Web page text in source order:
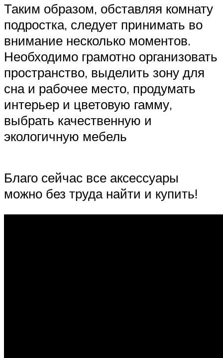
Таким образом, обставляя комнату
подростка, следует принимать во
внимание несколько моментов.
Необходимо грамотно организовать
пространство, выделить зону для
сна и рабочее место, продумать
интерьер и цветовую гамму,
выбрать качественную и
экологичную мебель
Благо сейчас все аксессуары
можно без труда найти и купить!